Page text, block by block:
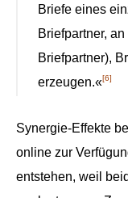
Briefe eines
Briefpartner,
Briefpartner),
erzeugen.«[6]
Synergie-Effekte
online zur
entstehen, weil